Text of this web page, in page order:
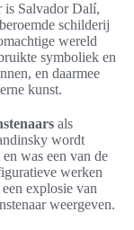
is Salvador Dalí,
schilderij
wereld
symboliek en
en daarmee
kunst.
als
wordt
was een van de
werken
explosie van
weergeven.